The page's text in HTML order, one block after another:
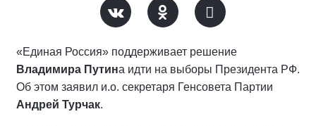
«Единая Россия» поддерживает решение
Владимира Путина идти на выборы Президента РФ.
Об этом заявил и.о. секретаря Генсовета Партии
Андрей Турчак.